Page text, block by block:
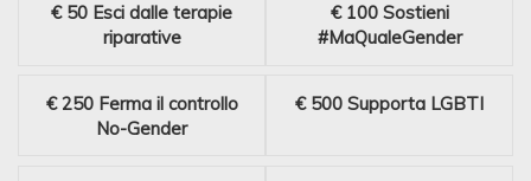
€ 50 Esci dalle terapie
riparative
€ 100 Sostieni
#MaQualeGender
€ 250 Ferma il controllo
No-Gender
€ 500 Supporta LGBTI